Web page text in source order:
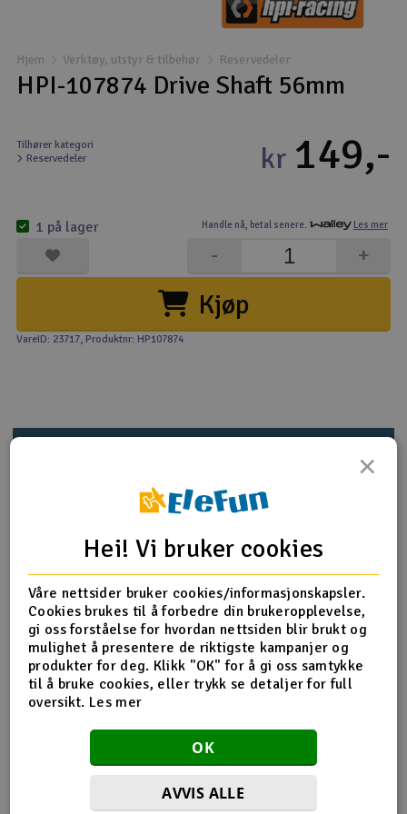
Droner
Fly
Helikopter
Kamerautstyr
Modellbygging, LEGO & byggesett
Modelljernbane
Outlet
Radioutstyr
Smarthjem, lek & hobby
Solenergi
Sparkesykler & elkjøretøy
Verktøy, utstyr & tilbehør
Gavekort
Hjem Verktøy, utstyr & tilbehør Reservedeler
HPI-107874 Drive Shaft 56mm
Tilhører kategori
Reservedeler
Handle nå, betal senere. Les mer
kr 149,-
Kjøp
+
-
1 på lager
VareID: 23717, Produktnr: HP107874
Produktinformasjon
HPI-107874 Drive Shaft 56mm
Flere detaljer
Produktet er
forbundet med
Reservedeler HPI
Del av PartFinder
HPI WR8 3.0 1996 Ford Escort RS
Cosworth 4WD
HPI WR8 3.0 2001 WRC Subaru
Impreza 4WD
HPI WR8 Flux 1996 Ford Escort RS
Cosworth - RTR
HPI WR8 Flux 2001 WRC Subaru
×
Hei! Vi bruker cookies
Våre nettsider bruker cookies/informasjonskapsler.
Cookies brukes til å forbedre din brukeropplevelse,
gi oss forståelse for hvordan nettsiden blir brukt og
mulighet å presentere de riktigste kampanjer og
produkter for deg. Klikk "OK" for å gi oss samtykke
til å bruke cookies, eller trykk se detaljer for full
oversikt. Les mer
OK
AVVIS ALLE